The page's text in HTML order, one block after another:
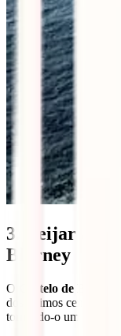
3. Beijar a
Blarney
O Castelo de Blarney
dos últimos cem anos,
tornando-o um dos